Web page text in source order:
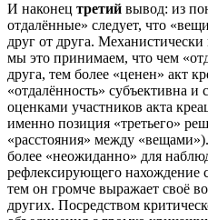
И наконец третий вывод: из
отдалённые» следует, что
друг от друга. Механистически
мы это принимаем, что чем
друга, тем более «ценен» акт
«отдалённость» субъективна и
оценками участников акта
именно позиция «третьего»
«расстояния» между
более «неожиданно» для
рефлексирующего нахождение
тем он громче выражает своё
других. Посредством